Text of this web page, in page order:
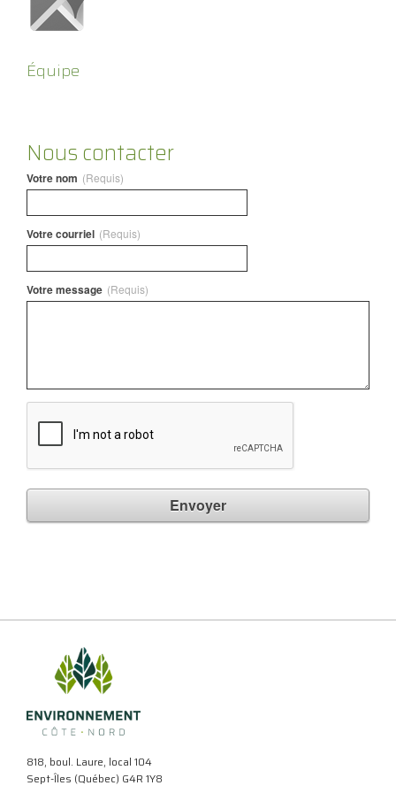
Équipe
Nous contacter
Votre nom (Requis)
Votre courriel (Requis)
Votre message (Requis)
Envoyer
818, boul. Laure, local 104
Sept-Îles (Québec) G4R 1Y8